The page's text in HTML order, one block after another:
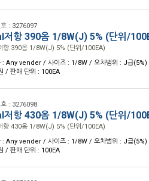
호 : 3276097
저항 390옴 1/8W(J) 5% (단위/
항 390옴 1/8W(J) 5% (단위/100EA)
: Any vender / 사이즈 : 1/8W / 오차범위 : J급(5%)
/ 판매 단위 : 100EA
호 : 3276098
저항 430옴 1/8W(J) 5% (단위/
항 430옴 1/8W(J) 5% (단위/100EA)
: Any vender / 사이즈 : 1/8W / 오차범위 : J급(5%)
/ 판매 단위 : 100EA